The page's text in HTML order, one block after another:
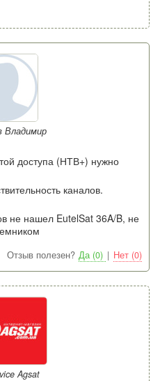
Владимир
доступа (НТВ+) нужно
каналов.
не нашел EutelSat 36A/B, не
Отзыв полезен? Да (0) | Нет (0)
Agsat